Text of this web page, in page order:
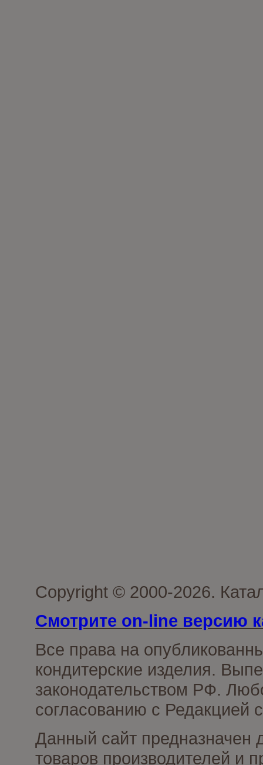
Copyright © 2000-2026.
Смотрите on-line версию
Все права на
кондитерские изделия.
законодательством РФ.
согласованию с Редакцией
Данный сайт предназначен
товаров производителей и